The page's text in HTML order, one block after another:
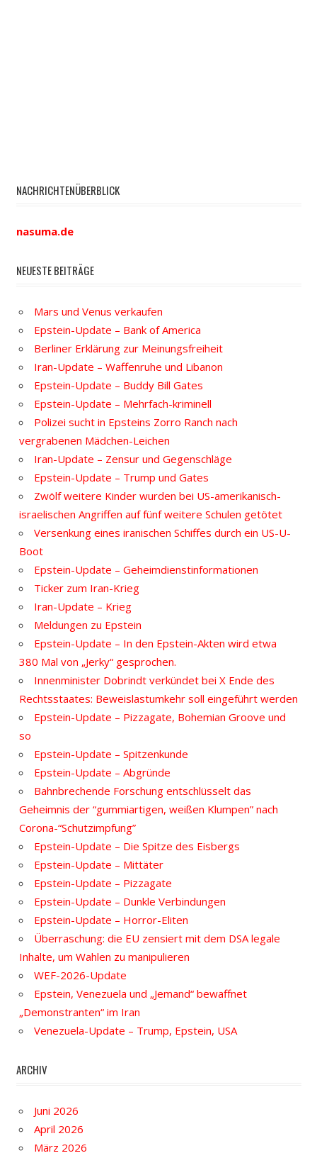
NACHRICHTENÜBERBLICK
nasuma.de
NEUESTE BEITRÄGE
Mars und Venus verkaufen
Epstein-Update – Bank of America
Berliner Erklärung zur Meinungsfreiheit
Iran-Update – Waffenruhe und Libanon
Epstein-Update – Buddy Bill Gates
Epstein-Update – Mehrfach-kriminell
Polizei sucht in Epsteins Zorro Ranch nach
vergrabenen Mädchen-Leichen
Iran-Update – Zensur und Gegenschläge
Epstein-Update – Trump und Gates
Zwölf weitere Kinder wurden bei US-amerikanisch-
israelischen Angriffen auf fünf weitere Schulen getötet
Versenkung eines iranischen Schiffes durch ein US-U-
Boot
Epstein-Update – Geheimdienstinformationen
Ticker zum Iran-Krieg
Iran-Update – Krieg
Meldungen zu Epstein
Epstein-Update – In den Epstein-Akten wird etwa
380 Mal von „Jerky“ gesprochen.
Innenminister Dobrindt verkündet bei X Ende des
Rechtsstaates: Beweislastumkehr soll eingeführt werden
Epstein-Update – Pizzagate, Bohemian Groove und
so
Epstein-Update – Spitzenkunde
Epstein-Update – Abgründe
Bahnbrechende Forschung entschlüsselt das
Geheimnis der “gummiartigen, weißen Klumpen” nach
Corona-“Schutzimpfung”
Epstein-Update – Die Spitze des Eisbergs
Epstein-Update – Mittäter
Epstein-Update – Pizzagate
Epstein-Update – Dunkle Verbindungen
Epstein-Update – Horror-Eliten
Überraschung: die EU zensiert mit dem DSA legale
Inhalte, um Wahlen zu manipulieren
WEF-2026-Update
Epstein, Venezuela und „Jemand“ bewaffnet
„Demonstranten“ im Iran
Venezuela-Update – Trump, Epstein, USA
ARCHIV
Juni 2026
April 2026
März 2026